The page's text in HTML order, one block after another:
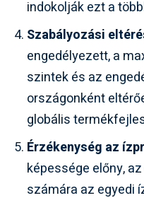
indokolják ezt a
Szabályozási
engedélyezett, a
szintek és az
országonként
globális
Érzékenység az
képessége előny,
számára az egyedi